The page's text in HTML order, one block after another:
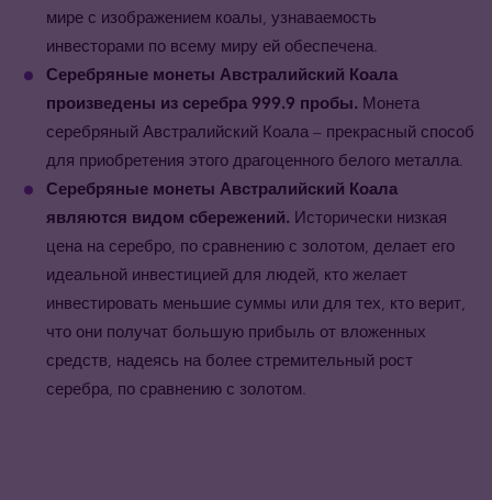
мире с изображением коалы, узнаваемость
инвесторами по всему миру ей обеспечена.
Серебряные монеты Австралийский Коала
произведены из серебра 999.9 пробы. Монета
серебряный Австралийский Коала – прекрасный способ
для приобретения этого драгоценного белого металла.
Серебряные монеты Австралийский Коала
являются видом сбережений. Исторически низкая
цена на серебро, по сравнению с золотом, делает его
идеальной инвестицией для людей, кто желает
инвестировать меньшие суммы или для тех, кто верит,
что они получат большую прибыль от вложенных
средств, надеясь на более стремительный рост
серебра, по сравнению с золотом.